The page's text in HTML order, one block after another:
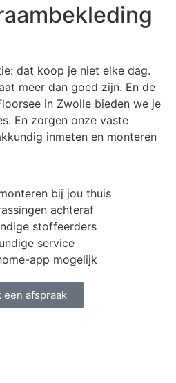
dat koop je niet elke dag.
meer dan goed zijn. En de
in Zwolle bieden we je
En zorgen onze vaste
inmeten en monteren
bij jou thuis
achteraf
stoffeerders
service
app mogelijk
een afspraak